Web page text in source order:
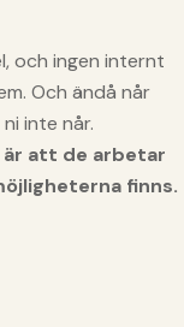
och ingen internt
Och ändå når
inte når.
är att de arbetar
finns.